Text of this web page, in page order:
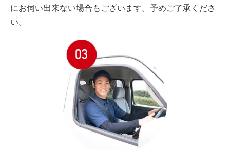
にお伺い出来ない場合もございます。予めご了承くださ
い。